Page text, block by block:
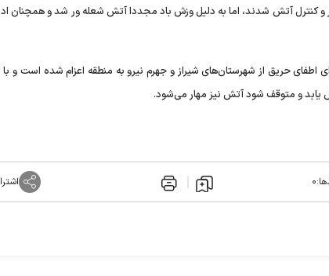
کنترل آتش شدند، اما به دلیل وزش باد مجددا آتش شعله ور شد و همچنان
اطفای حریق از شهرستان‌های شیراز و جهرم نیرو به منطقه اعزام شده است و با
یابد و متوقف شود آتش نیز مهار می‌شود.
۰